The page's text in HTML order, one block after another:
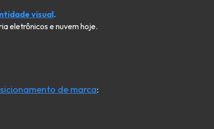
visual.
eletrônicos e nuvem hoje.
de marca: